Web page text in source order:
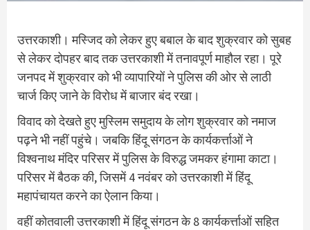
उत्तरकाशी। मस्जिद को लेकर हुए बबाल के बाद शुक्रवार को सुबह
से लेकर दोपहर बाद तक उत्तरकाशी में तनावपूर्ण माहौल रहा। पूरे
जनपद में शुक्रवार को भी व्यापारियों ने पुलिस की ओर से लाठी
चार्ज किए जाने के विरोध में बाजार बंद रखा।
विवाद को देखते हुए मुस्लिम समुदाय के लोग शुक्रवार को नमाज
पढ़ने भी नहीं पहुंचे। जबकि हिंदू संगठन के कार्यकर्त्ताओं ने
विश्वनाथ मंदिर परिसर में पुलिस के विरुद्ध जमकर हंगामा काटा।
परिसर में बैठक की, जिसमें 4 नवंबर को उत्तरकाशी में हिंदू
महापंचायत करने का ऐलान किया।
वहीं कोतवाली उत्तरकाशी में हिंदू संगठन के 8 कार्यकर्त्ताओं सहित